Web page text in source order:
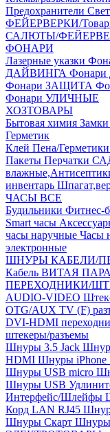
Предохранители
ФЕЙЕРВЕРКИ/
САЛЮТЫ/
ФОНАРИ
Лазерные указки
ДАЙВИНГА
Фонари ЗАЩИТА
Фонари УЛИЧНЫЕ
ХОЗТОВАРЫ
Бытовая химия Замки
Герметик
Клей Пена/Герметики
Пакеты Перчатки
инвентарь
ЧАСЫ ВСЕ
Будильники Фитнес-
Smart часы
часы наручные Часы
электронные
ШНУРЫ КАБЕЛИ/
Кабель ВИТАЯ ПАРА
ПЕРЕХОДНИКИ/
AUDIO-VIDEO
OTG/AUX TV (F)
DVI-HDMI
штекеры/разъемы
Шнуры 3.5 Jack
HDMI Шнуры iPhone
Шнуры USB micro
Шнуры USB
Интерфейс/Шлейфы
Корд LAN RJ45
Шнуры Скарт Шнуры